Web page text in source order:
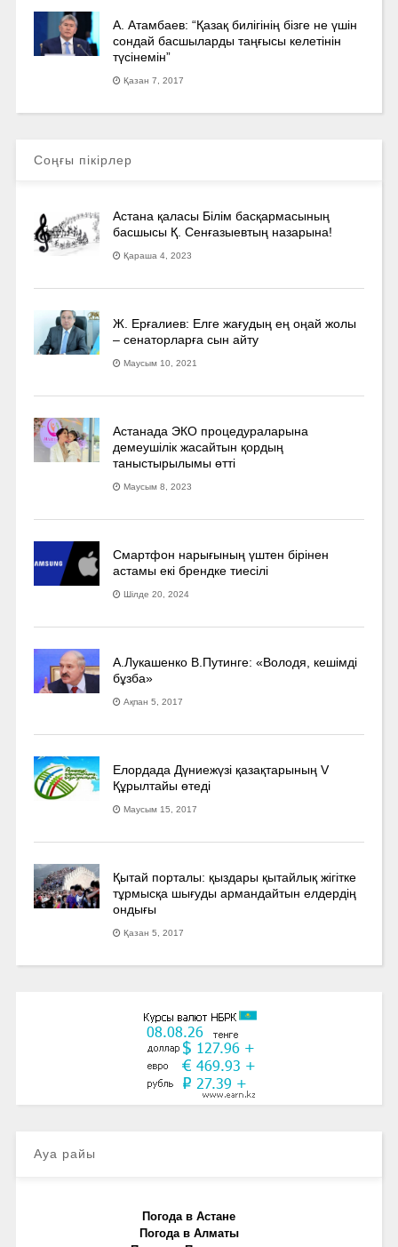
А. Атамбаев: “Қазақ билігінің бізге не үшін
сондай басшыларды таңғысы келетінін
түсінемін”
Қазан 7, 2017
Соңғы пікірлер
Астана қаласы Білім басқармасының
басшысы Қ. Сенғазыевтың назарына!
Қараша 4, 2023
Ж. Ерғалиев: Елге жағудың ең оңай жолы
– сенаторларға сын айту
Маусым 10, 2021
Астанада ЭКО процедураларына
демеушілік жасайтын қордың
таныстырылымы өтті
Маусым 8, 2023
Смартфон нарығының үштен бірінен
астамы екі брендке тиесілі
Шілде 20, 2024
А.Лукашенко В.Путинге: «Володя, кешімді
бұзба»
Ақпан 5, 2017
Елордада Дүниежүзі қазақтарының V
Құрылтайы өтеді
Маусым 15, 2017
Қытай порталы: қыздары қытайлық жігітке
тұрмысқа шығуды армандайтын елдердің
ондығы
Қазан 5, 2017
Ауа райы
Погода в Астане
Погода в Алматы